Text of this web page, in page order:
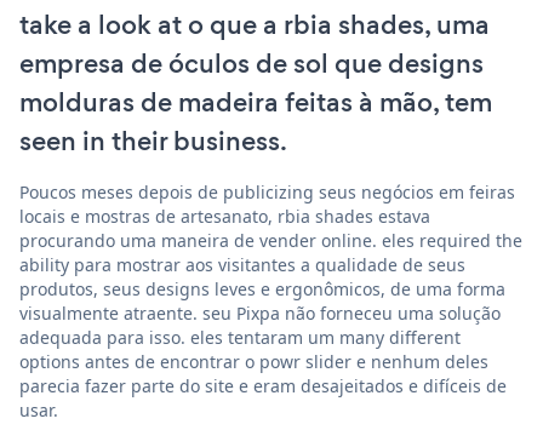
take a look at o que a rbia shades, uma
empresa de óculos de sol que designs
molduras de madeira feitas à mão, tem
seen in their business.
Poucos meses depois de publicizing seus negócios em feiras
locais e mostras de artesanato, rbia shades estava
procurando uma maneira de vender online. eles required the
ability para mostrar aos visitantes a qualidade de seus
produtos, seus designs leves e ergonômicos, de uma forma
visualmente atraente. seu Pixpa não forneceu uma solução
adequada para isso. eles tentaram um many different
options antes de encontrar o powr slider e nenhum deles
parecia fazer parte do site e eram desajeitados e difíceis de
usar.